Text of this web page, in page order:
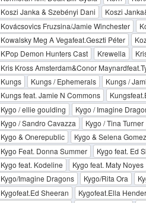
Koszi Janka & Szebényi Dani
Koszi
Kovácsovics Fruzsina/Jamie Winchester
Kowalsky Meg A Vegafeat.Geszti Péter
KPop Demon Hunters Cast
Krewella
Kris Kross Amsterdam&Conor
Kungs
Kungs / Ephemerals Kungs /
Kungs feat. Jamie N Commons
Kygo / ellie goulding
Kygo / Imagine
Kygo / Sandro Cavazza
Kygo / Tina Turner
Kygo & Onerepublic
Kygo & Selena Gomez
Kygo Feat. Donna Summer
Kygo feat. Ed
Kygo feat. Kodeline
Kygo feat. Maty Noyes
Kygo/Imagine Dragons
Kygo/Rita Ora
Kygofeat.Ed Sheeran
Kygofeat.Ella